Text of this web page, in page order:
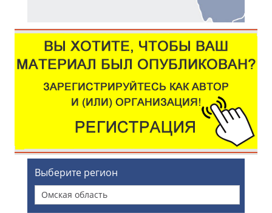
Выберите регион
Омская область